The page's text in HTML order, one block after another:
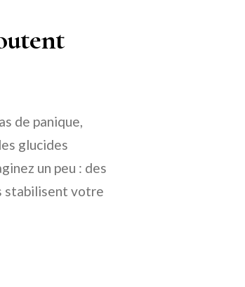
de panique,
glucides
un peu : des
stabilisent votre